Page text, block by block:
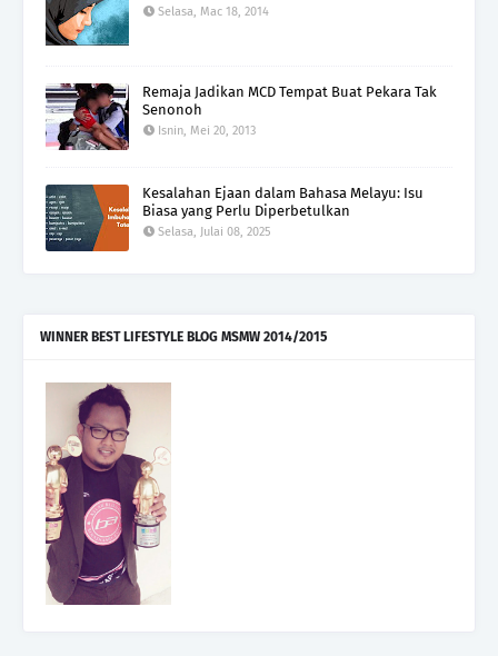
Selasa, Mac 18, 2014
Remaja Jadikan MCD Tempat Buat Pekara Tak
Senonoh
Isnin, Mei 20, 2013
Kesalahan Ejaan dalam Bahasa Melayu: Isu
Biasa yang Perlu Diperbetulkan
Selasa, Julai 08, 2025
WINNER BEST LIFESTYLE BLOG MSMW 2014/2015